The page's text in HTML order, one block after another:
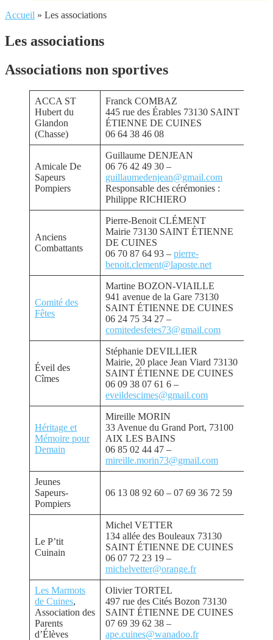
Accueil » Les associations
Les associations
Associations non sportives
ACCA ST
Hubert du
Glandon
(Chasse)
Franck COMBAZ
445 rue des Érables 73130 SAINT
ÉTIENNE DE CUINES
06 64 38 46 08
Amicale De
Sapeurs
Pompiers
Guillaume DENJEAN
06 76 42 49 30 –
guillaumedenjean@gmail.com
Responsable des cérémonies :
Philippe RICHIERO
Anciens
Combattants
Pierre-Benoit CLÉMENT
Mairie 73130 SAINT ÉTIENNE
DE CUINES
06 70 87 64 93 – pierre-
benoit.clement@laposte.net
Comité des
Fêtes
Martine BOZON-VIAILLE
941 avenue de la Gare 73130
SAINT ÉTIENNE DE CUINES
06 24 75 34 27 –
comitedesfetes73@gmail.com
Éveil des
Cîmes
Stéphanie DEVILLIER
Mairie, 20 place Jean Viard 73130
SAINT ÉTIENNE DE CUINES
06 09 38 07 61 6 –
eveildescimes@gmail.com
Héritage et
Mémoire pour
Demain
Mireille MORIN
33 Avenue du Grand Port, 73100
AIX LES BAINS
06 85 02 44 47 –
mireille.morin73@gmail.com
Jeunes
Sapeurs-
Pompiers
06 13 08 92 60 – 07 69 36 72 59
Le P’tit
Cuinain
Michel VETTER
134 allée des Bouleaux 73130
SAINT ÉTIENNE DE CUINES
06 07 72 23 19 –
michelvetter@orange.fr
Les Marmots
de Cuines,
Association des
Parents
d’Élèves
Olivier TORTEL
497 rue des Cités Bozon 73130
SAINT ÉTIENNE DE CUINES
07 69 39 62 38 –
ape.cuines@wanadoo.fr